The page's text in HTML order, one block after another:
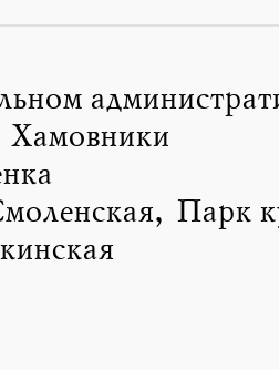
Хамовники
Парк